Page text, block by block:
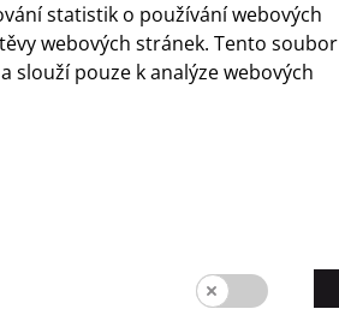
statistik o používání webových
webových stránek. Tento soubor
slouží pouze k analýze webových